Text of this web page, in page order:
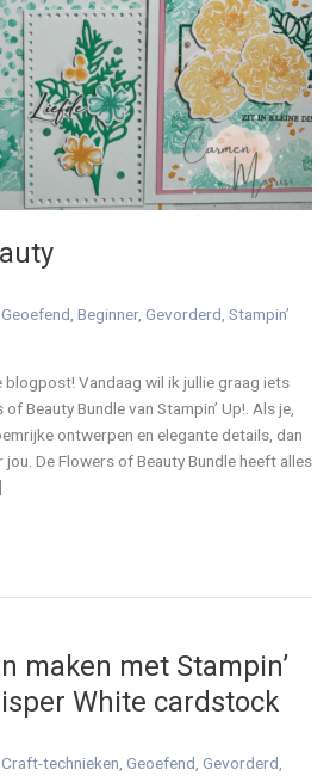
Geoefend, Beginner, Gevorderd, Stampin’
blogpost! Vandaag wil ik jullie graag iets
Beauty Bundle van Stampin’ Up!. Als je,
ontwerpen en elegante details, dan
De Flowers of Beauty Bundle heeft alles
maken met Stampin’
White cardstock
Craft-technieken, Geoefend, Gevorderd,